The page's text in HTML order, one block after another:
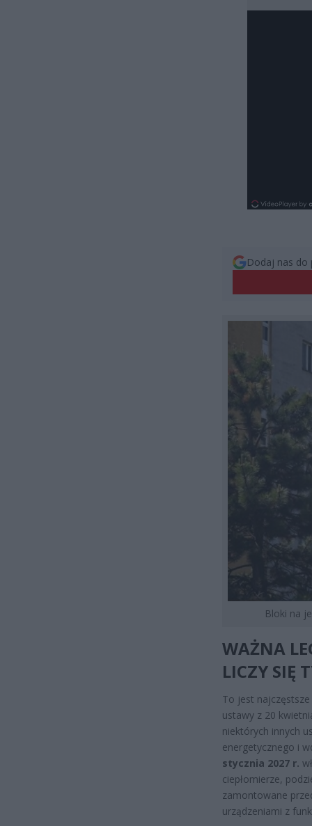
Dodaj nas do
Bloki na
WAŻNA
LICZY SIĘ
To jest
ustawy z 20
niektórych innych
energetycznego i
stycznia 2027 r.
ciepłomierze,
zamontowane
urządzeniami z